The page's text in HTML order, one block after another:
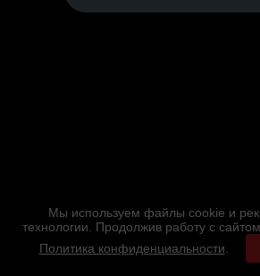
Мы используем файлы cookie и
технологии. Продолжив работу с
Политика конфиденциальности